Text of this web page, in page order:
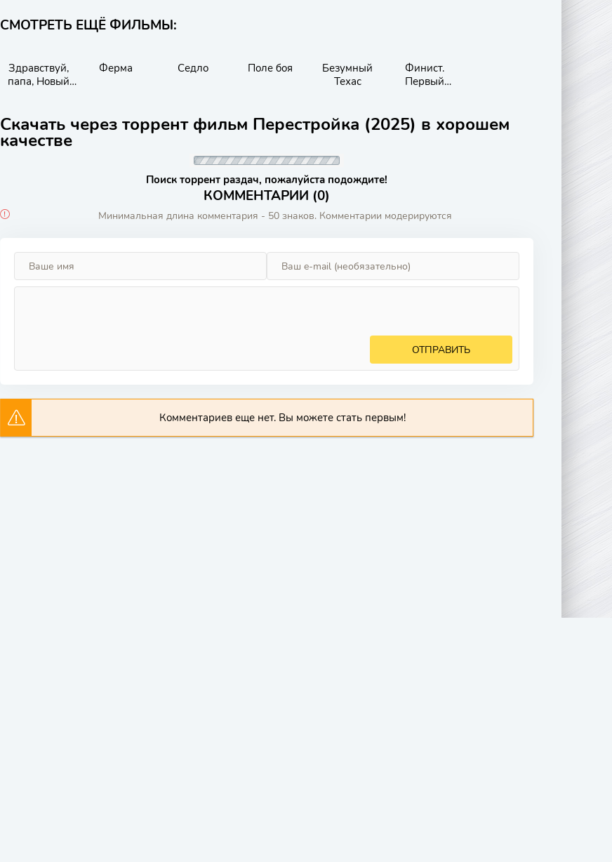
СМОТРЕТЬ ЕЩЁ ФИЛЬМЫ:
Здравствуй,
папа, Новый
Ферма Седло Поле боя
Безумный
Техас
Финист.
Первый
Скачать через торрент фильм Перестройка (2025) в хорошем
качестве
Поиск торрент раздач, пожалуйста подождите!
КОММЕНТАРИИ (0)
Минимальная длина комментария - 50 знаков. Комментарии модерируются
ОТПРАВИТЬ
Комментариев еще нет. Вы можете стать первым!